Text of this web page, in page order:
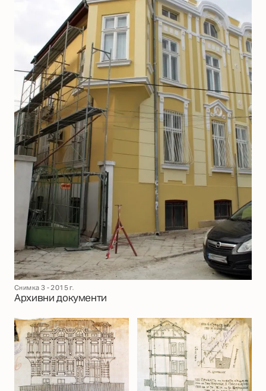
Снимка 3 - 2015 г.
Архивни документи